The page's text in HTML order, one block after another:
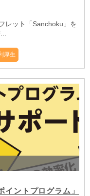
レット「Sanchoku」を
厚生
イントプログラム」